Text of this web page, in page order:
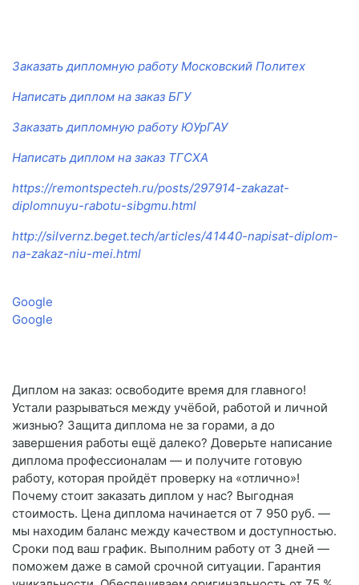
Заказать дипломную работу Московский Политех
Написать диплом на заказ БГУ
Заказать дипломную работу ЮУрГАУ
Написать диплом на заказ ТГСХА
https://remontspecteh.ru/posts/297914-zakazat-
diplomnuyu-rabotu-sibgmu.html
http://silvernz.beget.tech/articles/41440-napisat-diplom-
na-zakaz-niu-mei.html
Google
Google
Диплом на заказ: освободите время для главного!
Устали разрываться между учёбой, работой и личной
жизнью? Защита диплома не за горами, а до
завершения работы ещё далеко? Доверьте написание
диплома профессионалам — и получите готовую
работу, которая пройдёт проверку на «отлично»!
Почему стоит заказать диплом у нас? Выгодная
стоимость. Цена диплома начинается от 7 950 руб. —
мы находим баланс между качеством и доступностью.
Сроки под ваш график. Выполним работу от 3 дней —
поможем даже в самой срочной ситуации. Гарантия